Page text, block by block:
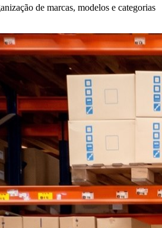
de marcas, modelos e categorias